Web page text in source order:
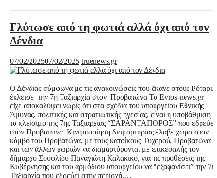
Γλύτωσε από τη φωτιά αλλά όχι από τον
Δένδια
07/02/202507/02/2025 truenews.gr
Ο Δένδιας σύμφωνα με τις ανακοινώσεις που έκανε στους Ρόταρυ
έκλεισε την 7η Ταξιαρχία στον Προβατώνα Το Evros-news.gr
είχε αποκαλύψει νωρίς ότι στα σχέδια του υπουργείου Εθνικής
Άμυνας, πολιτικής και στρατιωτικής ηγεσίας, είναι η υποβάθμιση ή
το κλείσιμο της 7ης Ταξιαρχίας “ΣΑΡΑΝΤΑΠΟΡΟΣ” που εδρεύει
στον Προβατώνα. Κινητοποίηση διαμαρτυρίας έλαβε χώρα στον
κόμβο του Προβατώνα, με τους κατοίκους Τυχερού, Προβατώνα
και των άλλων χωριών να διαμαρτύρονται με επικεφαλής τον
δήμαρχο Σουφλίου Παναγιώτη Καλακίκο, για τις προθέσεις της
Κυβέρνησης και του αρμόδιου υπουργείου να “εξαφανίσει” την 7η
Ταξιαρχία που εδρεύει στην περιοχή.…